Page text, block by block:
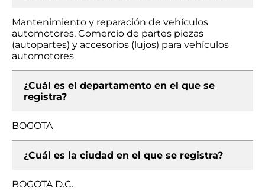
Mantenimiento y reparación de vehículos
automotores, Comercio de partes piezas
(autopartes) y accesorios (lujos) para vehículos
automotores
¿Cuál es el departamento en el que se
registra?
BOGOTA
¿Cuál es la ciudad en el que se registra?
BOGOTA D.C.